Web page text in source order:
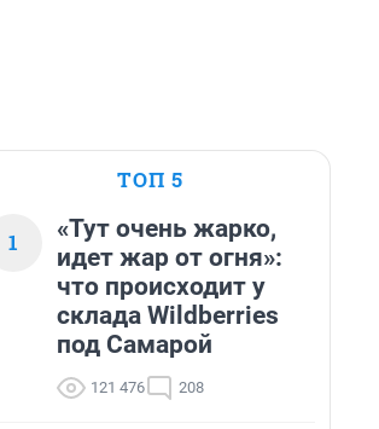
ТОП 5
1
«Тут очень жарко,
идет жар от огня»:
что происходит у
склада Wildberries
под Самарой
121 476 208